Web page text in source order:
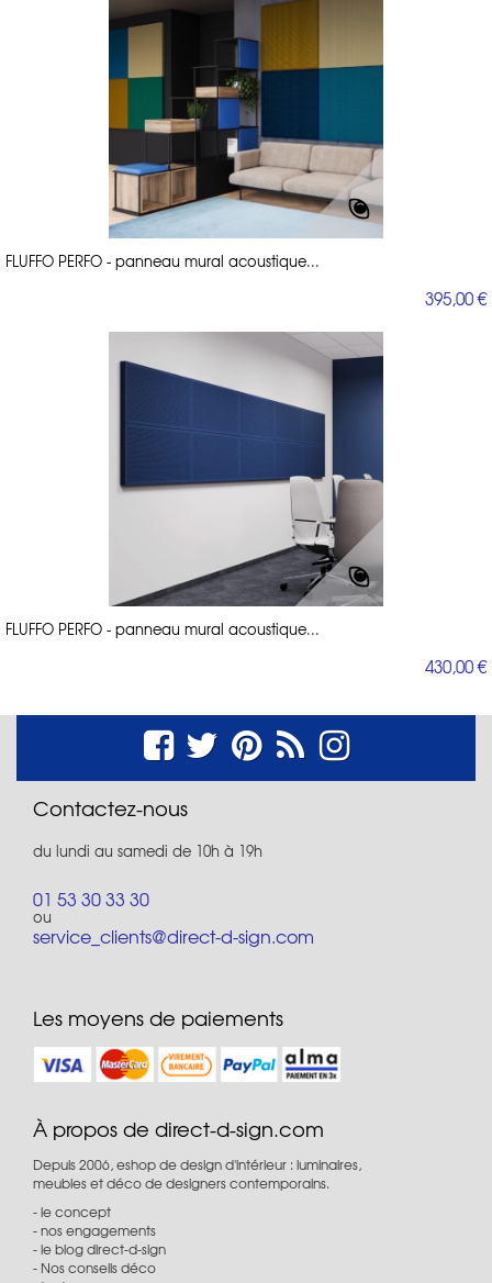
FLUFFO PERFO - panneau mural acoustique...
395,00 €
FLUFFO PERFO - panneau mural acoustique...
430,00 €
Contactez-nous
du lundi au samedi de 10h à 19h
01 53 30 33 30
ou
service_clients@direct-d-sign.com
Les moyens de paiements
À propos de direct-d-sign.com
Depuis 2006, eshop de design d'intérieur : luminaires,
meubles et déco de designers contemporains.
le concept
nos engagements
le blog direct-d-sign
Nos conseils déco